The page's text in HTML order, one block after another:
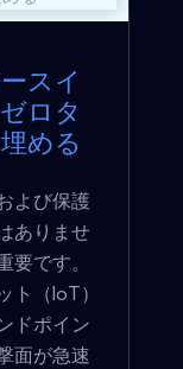
スイ
ロタ
める
よび保護
ありませ
です。
ト（IoT）
ドポイン
面が急速